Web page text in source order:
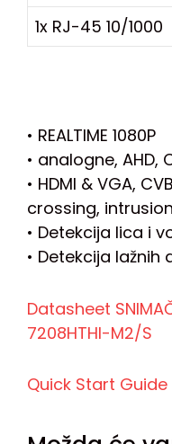
1x RJ-45 10/1000
• REALTIME 1080P
• analogne, AHD,
• HDMI & VGA,
crossing,
• Detekcija lica i
• Detekcija
Datasheet
7208HTHI-M2/S
Quick Start Guide